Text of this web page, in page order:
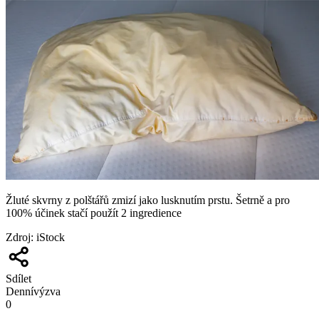
Žluté skvrny z polštářů zmizí jako lusknutím prstu. Šetrně a pro
100% účinek stačí použít 2 ingredience
Zdroj: iStock
Sdílet
Dennívýzva
0